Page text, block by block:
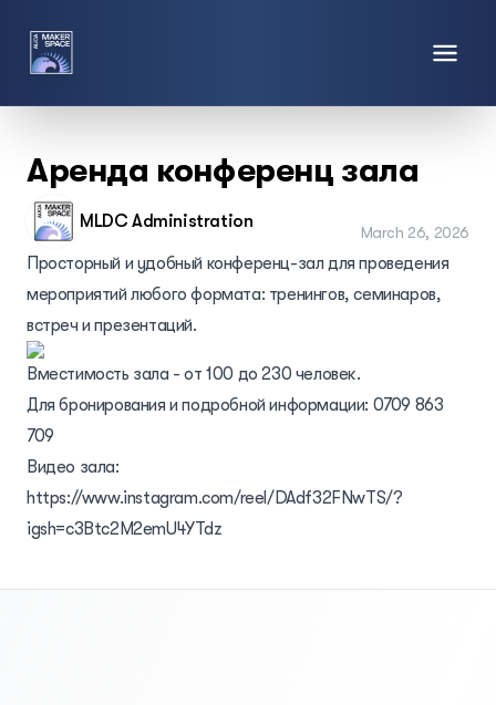
Аренда конференц зала
MLDC Administration
March 26, 2026
Просторный и удобный конференц-зал для проведения
мероприятий любого формата: тренингов, семинаров,
встреч и презентаций.
Вместимость зала - от 100 до 230 человек.
Для бронирования и подробной информации: 0709 863
709
Видео зала:
https://www.instagram.com/reel/DAdf32FNwTS/?
igsh=c3Btc2M2emU4YTdz